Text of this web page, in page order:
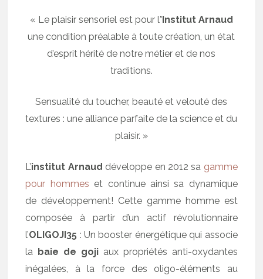
« Le plaisir sensoriel est pour l’Institut Arnaud
une condition préalable à toute création, un état
d’esprit hérité de notre métier et de nos
traditions.
Sensualité du toucher, beauté et velouté des
textures : une alliance parfaite de la science et du
plaisir. »
L’institut Arnaud développe en 2012 sa gamme
pour hommes et continue ainsi sa dynamique
de développement! Cette gamme homme est
composée à partir d’un actif révolutionnaire
l’OLIGOJI35 : Un booster énergétique qui associe
la baie de goji aux propriétés anti-oxydantes
inégalées, à la force des oligo-éléments au